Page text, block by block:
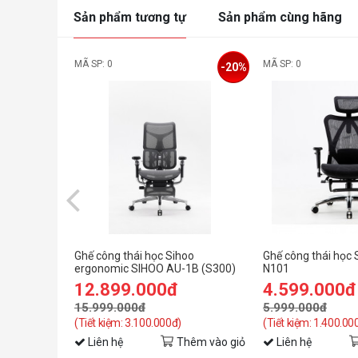
Sản phẩm tương tự Sản phẩm cùng hãng
MÃ SP: 0
Ghế công thái học Sihoo
ergonomic SIHOO AU-1B (S300)
Black
12.899.000đ
15.999.000đ
(Tiết kiệm: 3.100.000đ)
-20%
Liên hệ Thêm vào giỏ
MÃ SP: 0
Ghế công thái học
N101
4.599.000đ
5.999.000đ
(Tiết kiệm:
Liên hệ